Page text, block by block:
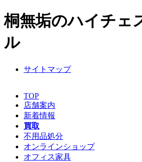
桐無垢のハイチェ
ル
サイトマップ
TOP
店舗案内
新着情報
買取
不用品処分
オンラインショップ
オフィス家具